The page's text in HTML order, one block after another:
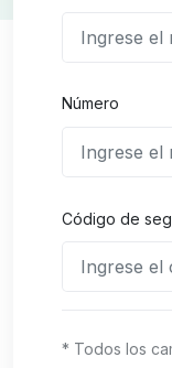
Número
Código de
* Todos los